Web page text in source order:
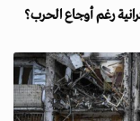
رغم أوجاع الحرب؟